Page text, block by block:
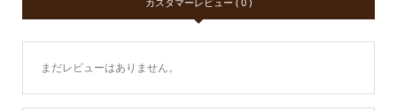
まだレビューはありません。